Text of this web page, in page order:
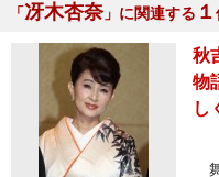
「冴木杏奈」に関連する １
秋
物
し